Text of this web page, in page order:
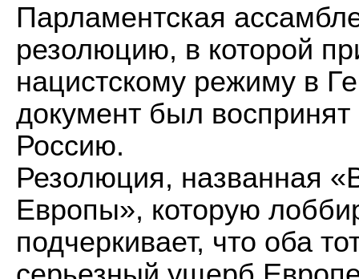
Парламентская
резолюцию, в которой
нацистскому режиму в
документ был воспринят
Россию.
Резолюция, названная
Европы», которую
подчеркивает, что оба